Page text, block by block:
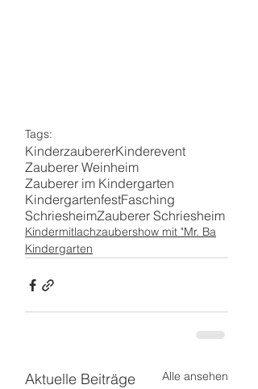
Tags:
KinderzaubererKinderevent
Zauberer Weinheim
Zauberer im Kindergarten
KindergartenfestFasching
SchriesheimZauberer Schriesheim
Kindermitlachzaubershow mit "Mr. Ba
Kindergarten
Aktuelle Beiträge Alle ansehen